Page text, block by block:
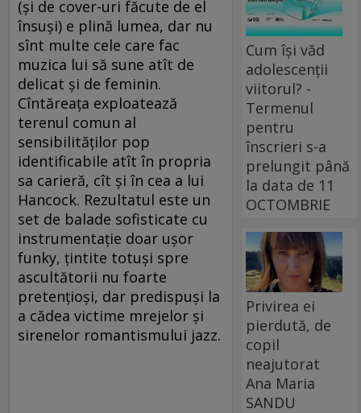
(şi de cover-uri făcute de el
însuşi) e plină lumea, dar nu
sînt multe cele care fac
muzica lui să sune atît de
delicat şi de feminin.
Cîntăreaţa exploatează
terenul comun al
sensibilităţilor pop
identificabile atît în propria
sa carieră, cît şi în cea a lui
Hancock. Rezultatul este un
set de balade sofisticate cu
instrumentaţie doar uşor
funky, ţintite totuşi spre
ascultătorii nu foarte
pretenţioşi, dar predispuşi la
a cădea victime mrejelor şi
sirenelor romantismului jazz.
Cum își văd
adolescenții
viitorul? -
Termenul
pentru
înscrieri s-a
prelungit până
la data de 11
OCTOMBRIE
Privirea ei
pierdută, de
copil
neajutorat
Ana Maria
SANDU